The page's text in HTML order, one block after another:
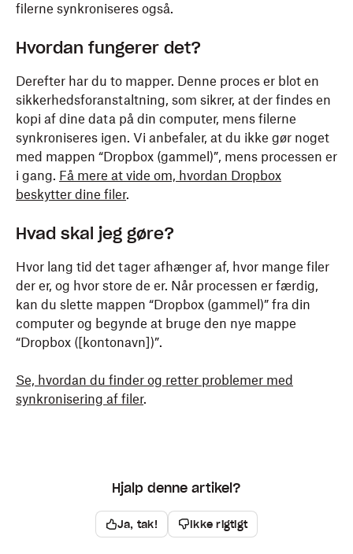
filerne synkroniseres også.
Hvordan fungerer det?
Derefter har du to mapper. Denne proces er blot en
sikkerhedsforanstaltning, som sikrer, at der findes en
kopi af dine data på din computer, mens filerne
synkroniseres igen. Vi anbefaler, at du ikke gør noget
med mappen “Dropbox (gammel)”, mens processen er
i gang. Få mere at vide om, hvordan Dropbox
beskytter dine filer.
Hvad skal jeg gøre?
Hvor lang tid det tager afhænger af, hvor mange filer
der er, og hvor store de er. Når processen er færdig,
kan du slette mappen “Dropbox (gammel)” fra din
computer og begynde at bruge den nye mappe
“Dropbox ([kontonavn])”.
Se, hvordan du finder og retter problemer med
synkronisering af filer.
Hjalp denne artikel?
Ja, tak! Ikke rigtigt